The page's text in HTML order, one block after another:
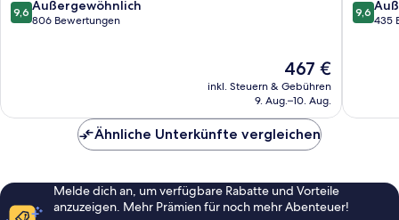
9.6
von
9,6 Außergewöhnlich
806 Bewertungen
Der
Preis
beträgt
467 €
inkl. Steuern & Gebühren
9. Aug.–10. Aug.
9.6
von
9,6
435
Ähnliche Unterkünfte vergleichen
Melde dich an, um verfügbare Rabatte und Vorteile
anzuzeigen. Mehr Prämien für noch mehr Abenteuer!